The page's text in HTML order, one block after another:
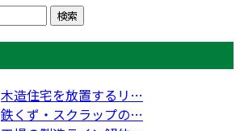
木造住宅を放置するリ…
鉄くず・スクラップの…